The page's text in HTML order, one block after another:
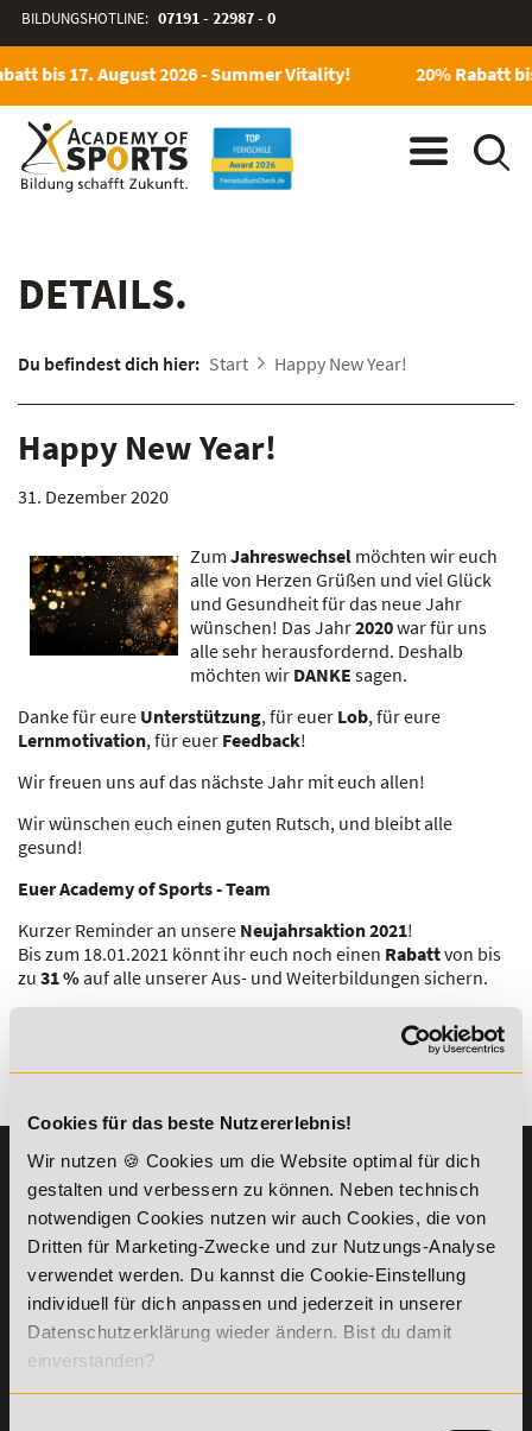
Cookies für das beste Nutzererlebnis!
Wir nutzen 🍪 Cookies um die Website optimal für dich
gestalten und verbessern zu können. Neben technisch
notwendigen Cookies nutzen wir auch Cookies, die von
Dritten für Marketing-Zwecke und zur Nutzungs-Analyse
verwendet werden. Du kannst die Cookie-Einstellung
individuell für dich anpassen und jederzeit in unserer
Datenschutzerklärung wieder ändern. Bist du damit
einverstanden?
BILDUNGSHOTLINE: 07191 - 22987 - 0
bis 17. August 2026 - Summer Vitality! 20% Rabatt
DETAILS.
Du befindest dich hier: Start Happy New Year!
Happy New Year!
31. Dezember 2020
ZumJahreswechsel möchten wir euch
alle von Herzen Grüßen und viel Glück
und Gesundheit für das neue Jahr
wünschen! Das Jahr2020war für uns
alle sehr herausfordernd. Deshalb
möchten wir DANKE sagen.
Danke für eure Unterstützung, für euer Lob, für eure
Lernmotivation, für euer Feedback!
Wir freuen uns auf das nächste Jahr mit euch allen!
Wir wünschen euch einen guten Rutsch, und bleibt alle
gesund!
Euer Academy of Sports - Team
Kurzer Reminder an unsere Neujahrsaktion 2021!
Bis zum 18.01.2021 könnt ihr euch noch einen Rabattvon bis
zu 31 %auf alle unserer Aus- und Weiterbildungen sichern.
KONTAKT
07191-22987-0
WhatsApp:
+49 (0) 7191 9513201
Academy of Sports GmbH
Willy-Brandt-Platz 2
INFORMATIONEN
Die Academy
Lehr- und
Lernmethoden
PreisFAIRsprechen
Online Campus